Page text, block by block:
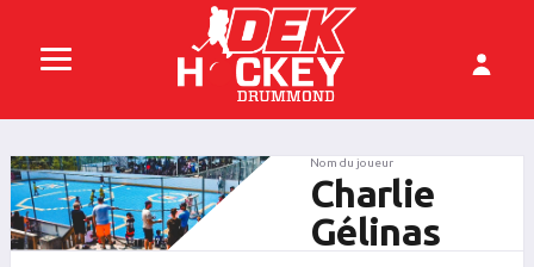
Nom du joueur
Charlie
Gélinas